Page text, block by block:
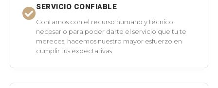
SERVICIO CONFIABLE
Contamos con el recurso humano y técnico
necesario para poder darte el servicio que tu te
mereces, hacemos nuestro mayor esfuerzo en
cumplir tus expectativas